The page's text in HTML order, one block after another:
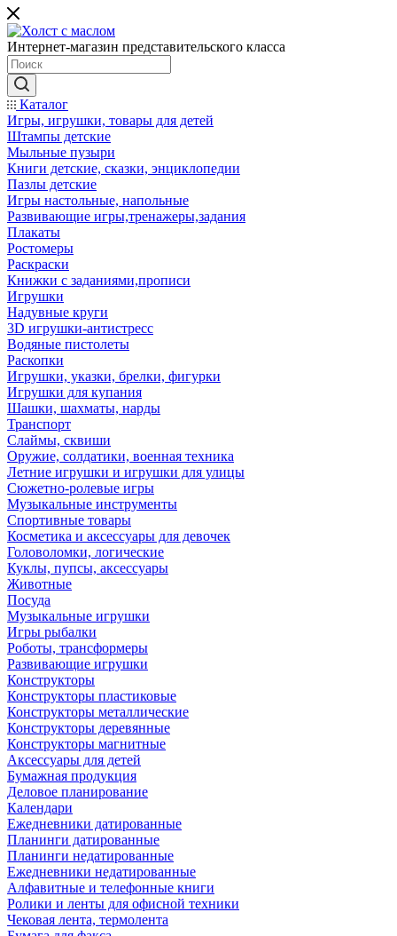
Интернет-магазин представительского класса
Каталог
Игры, игрушки, товары для детей
Штампы детские
Мыльные пузыри
Книги детские, сказки, энциклопедии
Пазлы детские
Игры настольные, напольные
Развивающие игры,тренажеры,задания
Плакаты
Ростомеры
Раскраски
Книжки с заданиями,прописи
Игрушки
Надувные круги
3D игрушки-антистресс
Водяные пистолеты
Раскопки
Игрушки, указки, брелки, фигурки
Игрушки для купания
Шашки, шахматы, нарды
Транспорт
Слаймы, сквиши
Оружие, солдатики, военная техника
Летние игрушки и игрушки для улицы
Сюжетно-ролевые игры
Музыкальные инструменты
Спортивные товары
Косметика и аксессуары для девочек
Головоломки, логические
Куклы, пупсы, аксессуары
Животные
Посуда
Музыкальные игрушки
Игры рыбалки
Роботы, трансформеры
Развивающие игрушки
Конструкторы
Конструкторы пластиковые
Конструкторы металлические
Конструкторы деревянные
Конструкторы магнитные
Аксессуары для детей
Бумажная продукция
Деловое планирование
Календари
Ежедневники датированные
Планинги датированные
Планинги недатированные
Ежедневники недатированные
Алфавитные и телефонные книги
Ролики и ленты для офисной техники
Чековая лента, термолента